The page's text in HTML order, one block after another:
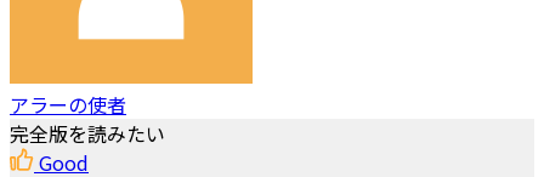
アラーの使者
完全版を読みたい
Good